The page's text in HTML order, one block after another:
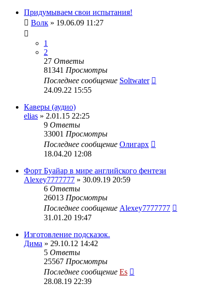
Придумываем свои испытания!
Волк » 19.06.09 11:27
1
2
27 Ответы
81341 Просмотры
Последнее сообщение Soltwater
24.09.22 15:55
Каверы (аудио)
elias » 2.01.15 22:25
9 Ответы
33001 Просмотры
Последнее сообщение Олигарх
18.04.20 12:08
Форт Буайар в мире английского фентези
Alexey7777777 » 30.09.19 20:59
6 Ответы
26013 Просмотры
Последнее сообщение Alexey7777777
31.01.20 19:47
Изготовление подсказок.
Дима » 29.10.12 14:42
5 Ответы
25567 Просмотры
Последнее сообщение Es
28.08.19 22:39